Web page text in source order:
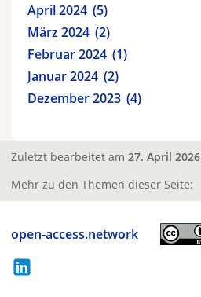
April 2024 5
März 2024 2
Februar 2024 1
Januar 2024 2
Dezember 2023 4
Zuletzt bearbeitet am 27. April 2026
Mehr zu den Themen dieser Seite:
open-access.network